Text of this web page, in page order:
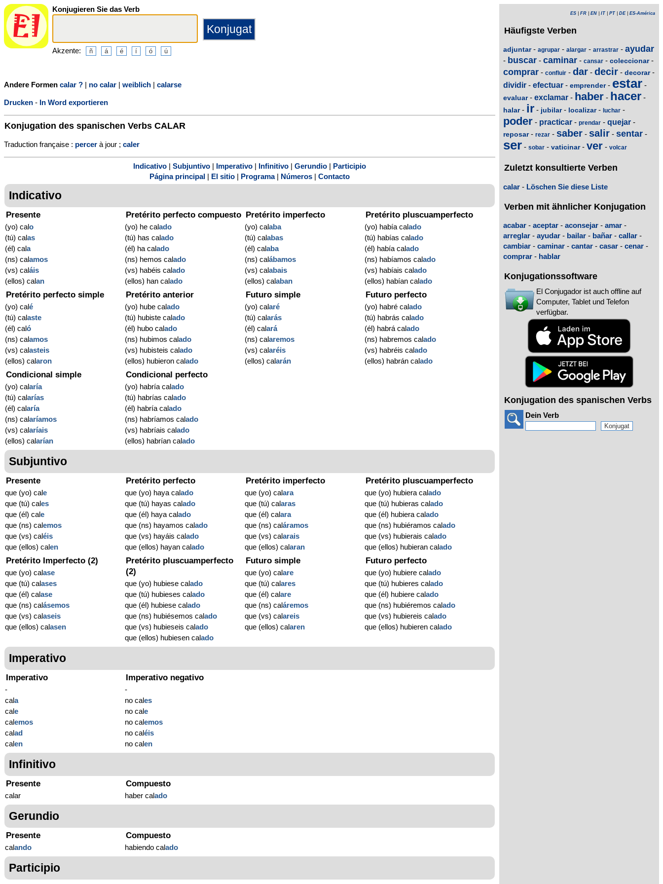
Konjugieren Sie das Verb
Akzente:
Andere Formen calar ? | no calar | weiblich | calarse
Drucken - In Word exportieren
Konjugation des spanischen Verbs CALAR
Traduction française : percer à jour ; caler
Indicativo Subjuntivo Imperativo Infinitivo Gerundio
Participio
Página principal
El sitio Programa| Números Contacto
Indicativo
Presente
(yo) calo
(tú) calas
(él) cala
(ns) calamos
(vs) caláis
(ellos) calan
Pretérito perfecto compuesto
(yo) he calado
(tú) has calado
(él) ha calado
(ns) hemos calado
(vs) habéis calado
(ellos) han calado
Pretérito imperfecto
(yo) calaba
(tú) calabas
(él) calaba
(ns) calábamos
(vs) calabais
(ellos) calaban
Pretérito pluscuamperfecto
(yo) había calado
(tú) habías calado
(él) había calado
(ns) habíamos calado
(vs) habíais calado
(ellos) habían calado
Pretérito perfecto simple
(yo) calé
(tú) calaste
(él) caló
(ns) calamos
(vs) calasteis
(ellos) calaron
Pretérito anterior
(yo) hube calado
(tú) hubiste calado
(él) hubo calado
(ns) hubimos calado
(vs) hubisteis calado
(ellos) hubieron calado
Futuro simple
(yo) calaré
(tú) calarás
(él) calará
(ns) calaremos
(vs) calaréis
(ellos) calarán
Futuro perfecto
(yo) habré calado
(tú) habrás calado
(él) habrá calado
(ns) habremos calado
(vs) habréis calado
(ellos) habrán calado
Condicional simple
(yo) calaría
(tú) calarías
(él) calaría
(ns) calaríamos
(vs) calaríais
(ellos) calarían
Condicional perfecto
(yo) habría calado
(tú) habrías calado
(él) habría calado
(ns) habríamos calado
(vs) habríais calado
(ellos) habrían calado
Subjuntivo
Presente
que (yo) cale
que (tú) cales
que (él) cale
que (ns) calemos
que (vs) caléis
que (ellos) calen
Pretérito perfecto
que (yo) haya calado
que (tú) hayas calado
que (él) haya calado
que (ns) hayamos calado
que (vs) hayáis calado
que (ellos) hayan calado
Pretérito imperfecto
que (yo) calara
que (tú) calaras
que (él) calara
que (ns) caláramos
que (vs) calarais
que (ellos) calaran
Pretérito pluscuamperfecto
que (yo) hubiera calado
que (tú) hubieras calado
que (él) hubiera calado
que (ns) hubiéramos calado
que (vs) hubierais calado
que (ellos) hubieran calado
Pretérito Imperfecto (2)
que (yo) calase
que (tú) calases
que (él) calase
que (ns) calásemos
que (vs) calaseis
que (ellos) calasen
Pretérito pluscuamperfecto
(2)
que (yo) hubiese calado
que (tú) hubieses calado
que (él) hubiese calado
que (ns) hubiésemos calado
que (vs) hubieseis calado
que (ellos) hubiesen calado
Futuro simple
que (yo) calare
que (tú) calares
que (él) calare
que (ns) caláremos
que (vs) calareis
que (ellos) calaren
Futuro perfecto
que (yo) hubiere calado
que (tú) hubieres calado
que (él) hubiere calado
que (ns) hubiéremos calado
que (vs) hubiereis calado
que (ellos) hubieren calado
Imperativo
Imperativo
-
cala
cale
calemos
calad
calen
Imperativo negativo
-
no cales
no cale
no calemos
no caléis
no calen
Infinitivo
Presente
calar
Compuesto
haber calado
Gerundio
Presente
calando
Compuesto
habiendo calado
Participio
ES FR EN IT PT DE| ES-América
Häufigste Verben
adjuntar- agrupar - alargar - arrastrar - ayudar
- buscar - caminar - cansar - coleccionar-
comprar - confluir - dar - decir - decorar-
dividir - efectuar - emprender- estar -
evaluar- exclamar - haber - hacer -
halar- ir - jubilar- localizar- luchar -
poder - practicar - prendar - quejar -
reposar- rezar - saber - salir - sentar -
ser - sobar - vaticinar- ver - volcar
Zuletzt konsultierte Verben
calar - Löschen Sie diese Liste
Verben mit ähnlicher Konjugation
acabar - aceptar - aconsejar - amar -
arreglar - ayudar - bailar - bañar - callar -
cambiar - caminar - cantar - casar - cenar -
comprar - hablar
Konjugationssoftware
El Conjugador ist auch offline auf
Computer, Tablet und Telefon
verfügbar.
Konjugation des spanischen Verbs
Dein Verb